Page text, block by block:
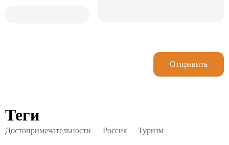
Отправить
Теги
Достопримечательности Россия Туризм